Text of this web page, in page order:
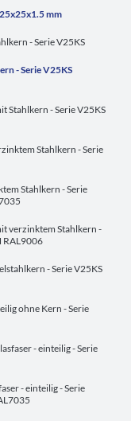
mm
- Serie V25KS
- Serie V25KS
Stahlkern - Serie V25KS
Stahlkern - Serie
Stahlkern - Serie
verzinktem Stahlkern -
RAL9006
- Serie V25KS
ohne Kern - Serie
- einteilig - Serie
- einteilig - Serie